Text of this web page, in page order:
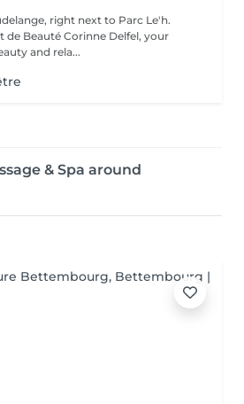
right next to Parc Le'h.
Beauté Corinne Delfel, your
and rela...
& Spa around